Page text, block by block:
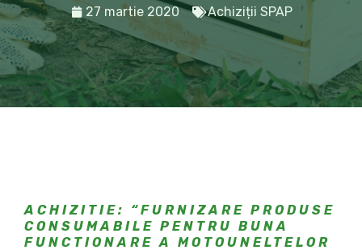
27 martie 2020 Achiziții SPAP
ACHIZITIE: “FURNIZARE PRODUSE
CONSUMABILE PENTRU BUNA
FUNCTIONARE A MOTOUNELTELOR